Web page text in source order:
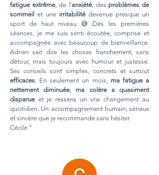
fatigue extrême, de l’anxiété, desproblèmes de
sommeil et une irritabilité devenue presque un
sport de haut niveau 😅.Dès les premières
séances, je me suis senti écoutée, comprise et
accompagnée avec beaucoup de bienveillance.
Adrien sait dire les choses franchement, sans
détour, mais toujours avec humour et justesse.
Ses conseils sont simples, concrets et surtout
efficaces. En seulement un mois, ma fatigue a
nettement diminuée, ma colère a quasiment
disparue et je ressens un vrai changement au
quotidien. Un accompagnement humain, sérieux
et sincère que je recommande sans hésiter.
Cécile "